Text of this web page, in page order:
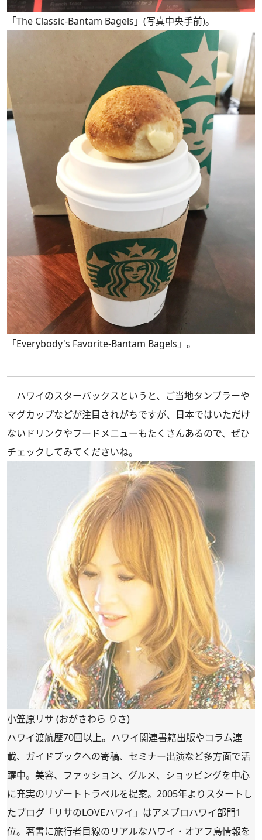
「The Classic-Bantam Bagels」(写真中央手前)。
「Everybody's Favorite-Bantam Bagels」。
ハワイのスターバックスというと、ご当地タンブラーや
マグカップなどが注目されがちですが、日本ではいただけ
ないドリンクやフードメニューもたくさんあるので、ぜひ
チェックしてみてくださいね。
小笠原リサ (おがさわら りさ)
ハワイ渡航歴70回以上。ハワイ関連書籍出版やコラム連
載、ガイドブックへの寄稿、セミナー出演など多方面で活
躍中。美容、ファッション、グルメ、ショッピングを中心
に充実のリゾートトラベルを提案。2005年よりスタートし
たブログ「リサのLOVEハワイ」はアメブロハワイ部門1
位。著書に旅行者目線のリアルなハワイ・オアフ島情報を